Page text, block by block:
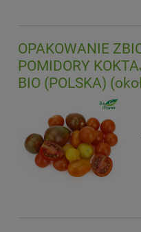
OPAKOWANIE
POMIDORY
BIO (POLSKA)